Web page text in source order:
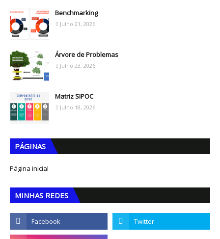
Benchmarking
Julho 21, 2026
Árvore de Problemas
Julho 23, 2026
Matriz SIPOC
Julho 18, 2026
PÁGINAS
Página inicial
MINHAS REDES